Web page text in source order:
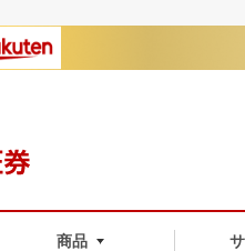
商品